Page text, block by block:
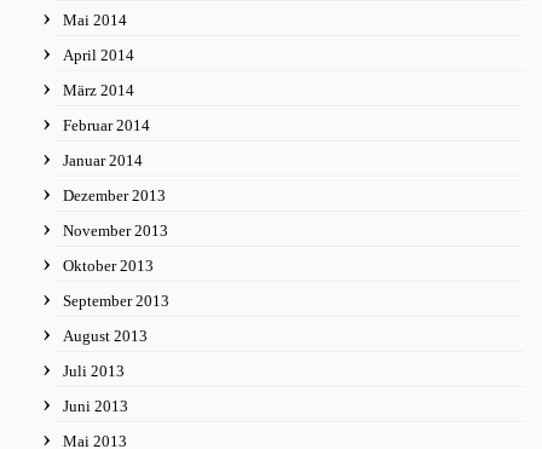
Mai 2014
April 2014
März 2014
Februar 2014
Januar 2014
Dezember 2013
November 2013
Oktober 2013
September 2013
August 2013
Juli 2013
Juni 2013
Mai 2013